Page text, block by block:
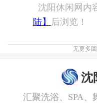
沈阳休闲网内
陆】
后浏览！
无更多回
沈
汇聚洗浴、SPA